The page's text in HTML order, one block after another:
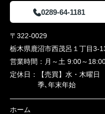
0289-64-1181
〒322-0029
栃木県鹿沼市西茂呂１丁目3-
営業時間： 月～土 9:00～
定休日：
【売買】水・木曜日
季､年末年始
ホーム